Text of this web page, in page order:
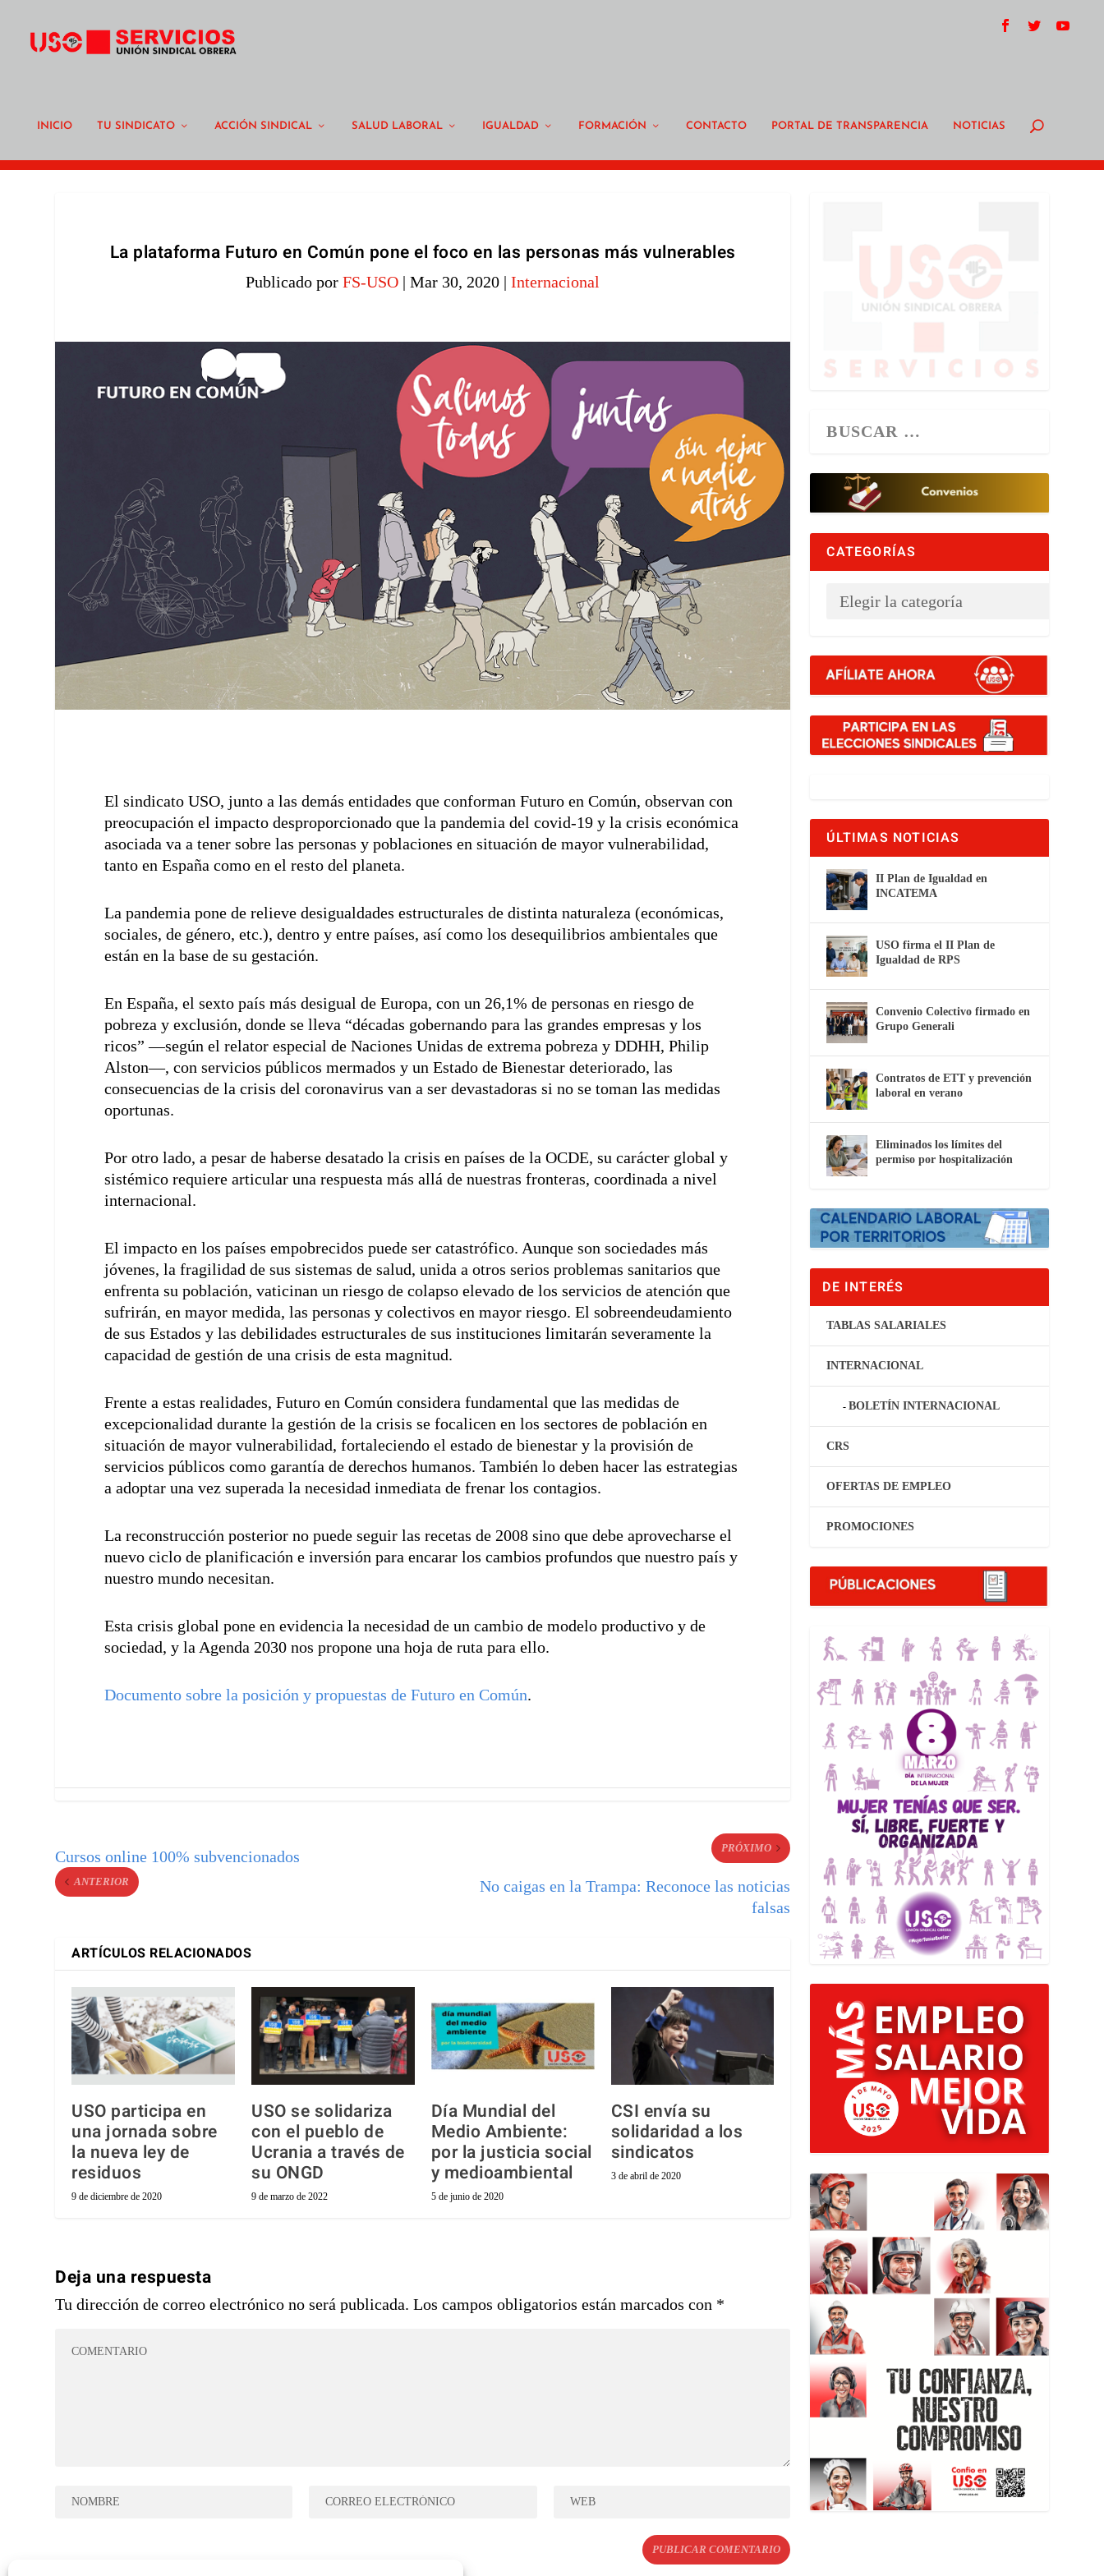
INICIO TU SINDICATO ACCIÓN SINDICAL SALUD LABORAL IGUALDAD FORMACIÓN CONTACTO PORTAL DE TRANSPARENCIA NOTICIAS
La plataforma Futuro en Común pone el foco en las personas más vulnerables
Publicado porFS-USO |Mar 30, 2020 |Internacional
El sindicato USO, junto a las demás entidades que conforman Futuro en Común, observan con
preocupación el impacto desproporcionado que la pandemia del covid-19 y la crisis económica
asociada va a tener sobre las personas y poblaciones en situación de mayor vulnerabilidad,
tanto en España como en el resto del planeta.
La pandemia pone de relieve desigualdades estructurales de distinta naturaleza (económicas,
sociales, de género, etc.), dentro y entre países, así como los desequilibrios ambientales que
están en la base de su gestación.
En España, el sexto país más desigual de Europa, con un 26,1% de personas en riesgo de
pobreza y exclusión, donde se lleva “décadas gobernando para las grandes empresas y los
ricos” —según el relator especial de Naciones Unidas de extrema pobreza y DDHH, Philip
Alston—, con servicios públicos mermados y un Estado de Bienestar deteriorado, las
consecuencias de la crisis del coronavirus van a ser devastadoras si no se toman las medidas
oportunas.
Por otro lado, a pesar de haberse desatado la crisis en países de la OCDE, su carácter global y
sistémico requiere articular una respuesta más allá de nuestras fronteras, coordinada a nivel
internacional.
El impacto en los países empobrecidos puede ser catastrófico. Aunque son sociedades más
jóvenes, la fragilidad de sus sistemas de salud, unida a otros serios problemas sanitarios que
enfrenta su población, vaticinan un riesgo de colapso elevado de los servicios de atención que
sufrirán, en mayor medida, las personas y colectivos en mayor riesgo. El sobreendeudamiento
de sus Estados y las debilidades estructurales de sus instituciones limitarán severamente la
capacidad de gestión de una crisis de esta magnitud.
Frente a estas realidades, Futuro en Común considera fundamental que las medidas de
excepcionalidad durante la gestión de la crisis se focalicen en los sectores de población en
situación de mayor vulnerabilidad, fortaleciendo el estado de bienestar y la provisión de
servicios públicos como garantía de derechos humanos. También lo deben hacer las estrategias
a adoptar una vez superada la necesidad inmediata de frenar los contagios.
La reconstrucción posterior no puede seguir las recetas de 2008 sino que debe aprovecharse el
nuevo ciclo de planificación e inversión para encarar los cambios profundos que nuestro país y
nuestro mundo necesitan.
Esta crisis global pone en evidencia la necesidad de un cambio de modelo productivo y de
sociedad, y la Agenda 2030 nos propone una hoja de ruta para ello.
Documento sobre la posición y propuestas de Futuro en Común.
Cursos online 100% subvencionados
ANTERIOR
PRÓXIMO
No caigas en la Trampa: Reconoce las noticias
falsas
ARTÍCULOS RELACIONADOS
USO participa en
una jornada sobre
la nueva ley de
residuos
9 de diciembre de 2020
USO se solidariza
con el pueblo de
Ucrania a través de
su ONGD
9 de marzo de 2022
Día Mundial del
Medio Ambiente:
por la justicia social
y medioambiental
5 de junio de 2020
CSI envía su
solidaridad a los
sindicatos
3 de abril de 2020
Deja una respuesta
Tu dirección de correo electrónico no será publicada. Los campos obligatorios están marcados con *
CATEGORÍAS
ÚLTIMAS NOTICIAS
II Plan de Igualdad en
INCATEMA
USO firma el II Plan de
Igualdad de RPS
Convenio Colectivo firmado en
Grupo Generali
Contratos de ETT y prevención
laboral en verano
Eliminados los límites del
permiso por hospitalización
DE INTERÉS
TABLAS SALARIALES
INTERNACIONAL
BOLETÍN INTERNACIONAL
CRS
OFERTAS DE EMPLEO
PROMOCIONES